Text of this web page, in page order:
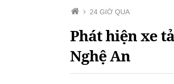
24 GIỜ QUA
Phát hiện xe
Nghệ An